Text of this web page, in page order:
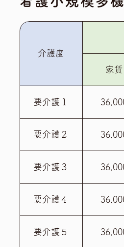
介護度
家賃
要介護１
要介護２
要介護３
要介護４
要介護５